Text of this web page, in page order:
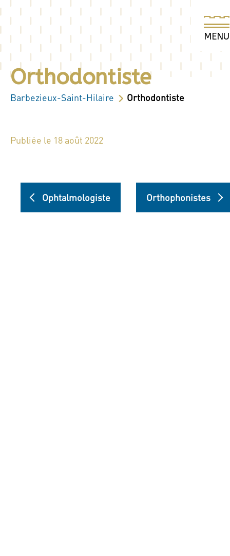
Orthodontiste
Barbezieux-Saint-Hilaire Orthodontiste
Publiée le 18 août 2022
Ophtalmologiste Orthophonistes